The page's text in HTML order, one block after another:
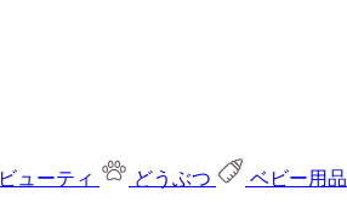
ビューティ どうぶつ ベビー用品